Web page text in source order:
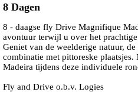
8 Dagen
8 - daagse fly Drive Magnifique
avontuur terwijl u over het
Geniet van de weelderige natuur,
combinatie met pittoreske
Madeira tijdens deze individuele
Fly and Drive o.b.v. Logies